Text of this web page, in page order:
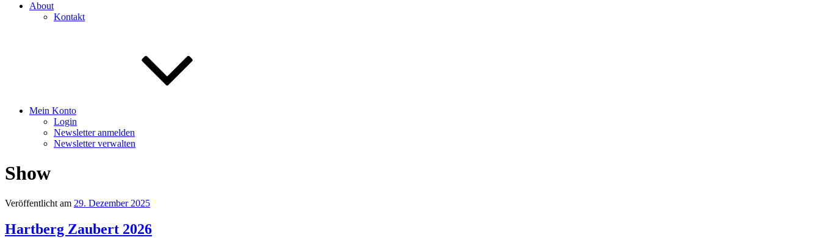
About
Kontakt
Mein Konto
Login
Newsletter anmelden
Newsletter verwalten
Show
Veröffentlicht am 29. Dezember 2025
Hartberg Zaubert 2026